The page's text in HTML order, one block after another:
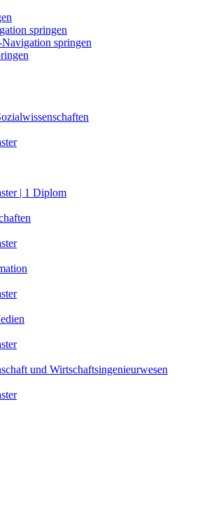
springen
springen
| 1 Diplom
und Wirtschaftsingenieurwesen